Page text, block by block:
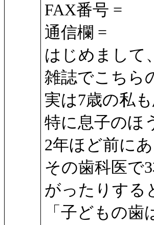
FAX番号 =
通信欄 =
はじめまして
雑誌でこちら
実は7歳の私
特に息子のほ
2年ほど前に
その歯科医で
がったりする
「子どもの